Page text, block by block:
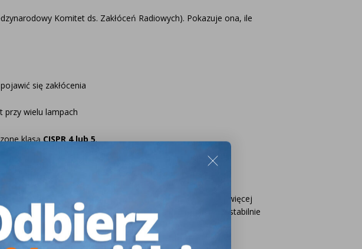
Komitet ds. Zakłóceń Radiowych). Pokazuje ona, ile
się zakłócenia
przy wielu lampach
klasąCISPR 4 lub 5.
przed zakłóceniami?
oszczędzają na tych elementach, co sprawia, że emitują więcej
są nieco droższe w produkcji, ale za to działają stabilnie